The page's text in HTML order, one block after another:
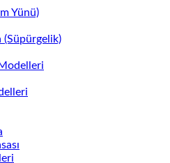
Yünü)
(Süpürgelik)